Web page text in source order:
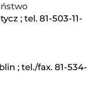
; tel. 81-503-11-
; tel./fax. 81-534-